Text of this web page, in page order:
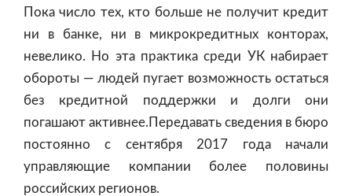
Пока число тех, кто больше не получит кредит
ни в банке, ни в микрокредитных конторах,
невелико. Но эта практика среди УК набирает
обороты — людей пугает возможность остаться
без кредитной поддержки и долги они
погашают активнее.Передавать сведения в бюро
постоянно с сентября 2017 года начали
управляющие компании более половины
российских регионов.